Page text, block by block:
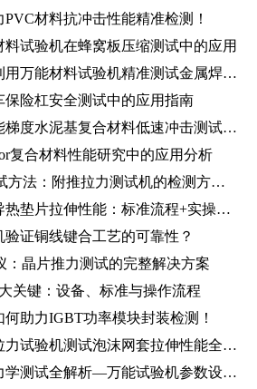
材料抗冲击性能精准检测！
试验机在蜂窝板压缩测试中的应用
厂家技术指南：如何利用万能材料试验机精准测试金属焊丝拉伸性能
险杠安全测试中的应用指南
落锤冲击试验机在功能梯度水泥基复合材料低速冲击测试中的应用研究
复合材料性能研究中的应用分析
BGA封装料件焊点测试方法：附推拉力测试机的检测方案及应用
万能材料试验机测试导热垫片拉伸性能：标准流程+实操详解
证铜线键合工艺的可靠性？
：晶片推力测试的完整解决方案
关键：设备、标准与操作流程
助力IGBT功率模块封装检测！
从实验到分析：万能拉力试验机测试泡沫网套拉伸性能全流程
光伏框架铝角码拉脱力学测试全解析—万能试验机参数设置与数据解读